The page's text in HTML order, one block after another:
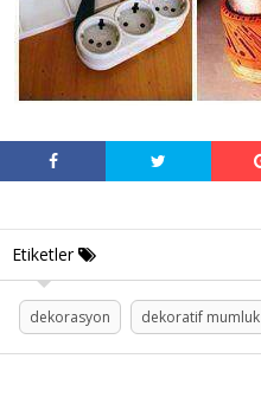
Etiketler
dekorasyon dekoratif mumluk